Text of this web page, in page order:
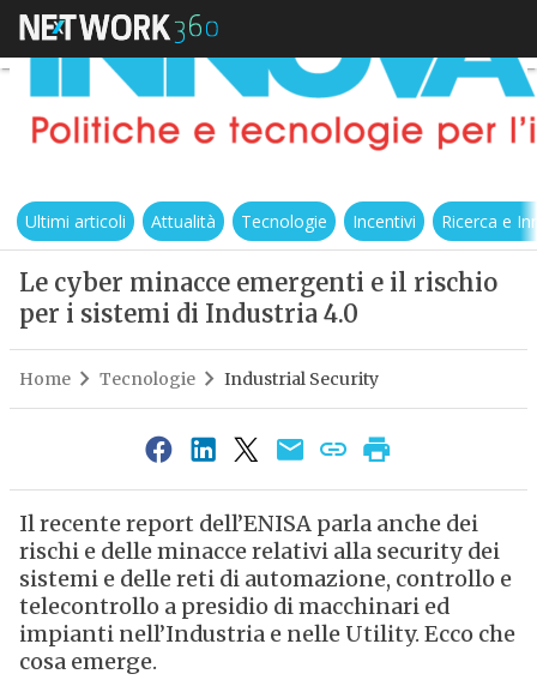
Ultimi articoli Attualità Tecnologie Incentivi Ricerca e
Le cyber minacce emergenti e il rischio
per i sistemi di Industria 4.0
Home Tecnologie Industrial Security
Il recente report dell’ENISA parla anche dei
rischi e delle minacce relativi alla security dei
sistemi e delle reti di automazione, controllo e
telecontrollo a presidio di macchinari ed
impianti nell’Industria e nelle Utility. Ecco che
cosa emerge.